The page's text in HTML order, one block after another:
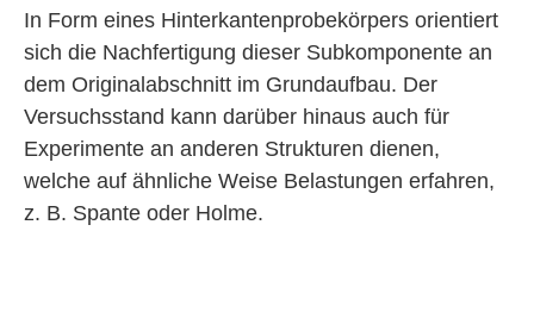
In Form eines Hinterkantenprobekörpers orientiert
sich die Nachfertigung dieser Subkomponente an
dem Originalabschnitt im Grundaufbau. Der
Versuchsstand kann darüber hinaus auch für
Experimente an anderen Strukturen dienen,
welche auf ähnliche Weise Belastungen erfahren,
z. B. Spante oder Holme.